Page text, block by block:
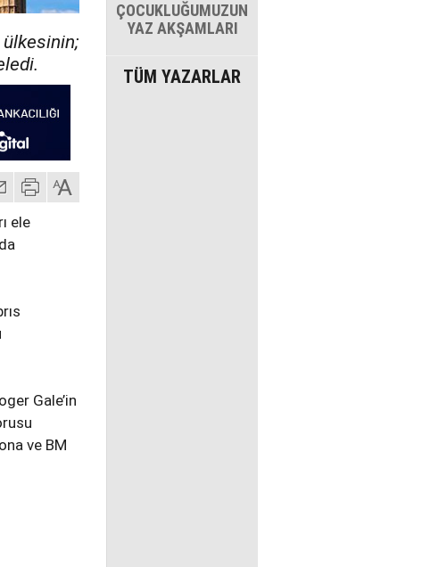
ülkesinin;
ele
Gale’in
ve BM
ÇOCUKLUĞUMUZUN
YAZ AKŞAMLARI
TÜM YAZARLAR